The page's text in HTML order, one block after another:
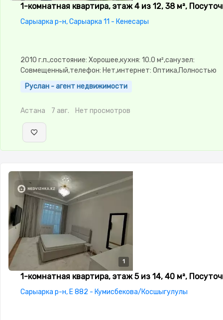
1-комнатная квартира, этаж 4 из 12, 38 м²,
Сарыарка р-н, Сарыарка 11 - Кенесары
2010 г.п.,состояние: Хорошее,кухня: 10.0 м²,санузел:
Совмещенный,телефон: Нет,интернет: Оптика,Полностью
меблирована,Полностью
меблирована,Домофон,Видеонаблюдение,Пластиковые
кухня,Новая сантехника,Тихий двор,Кондиционер
Руслан - агент недвижимости
Астана 7 авг. Нет просмотров
1
1-комнатная квартира, этаж 5 из 14, 40 м²,
Сарыарка р-н, Е 882 - Кумисбекова/Косшыгулулы